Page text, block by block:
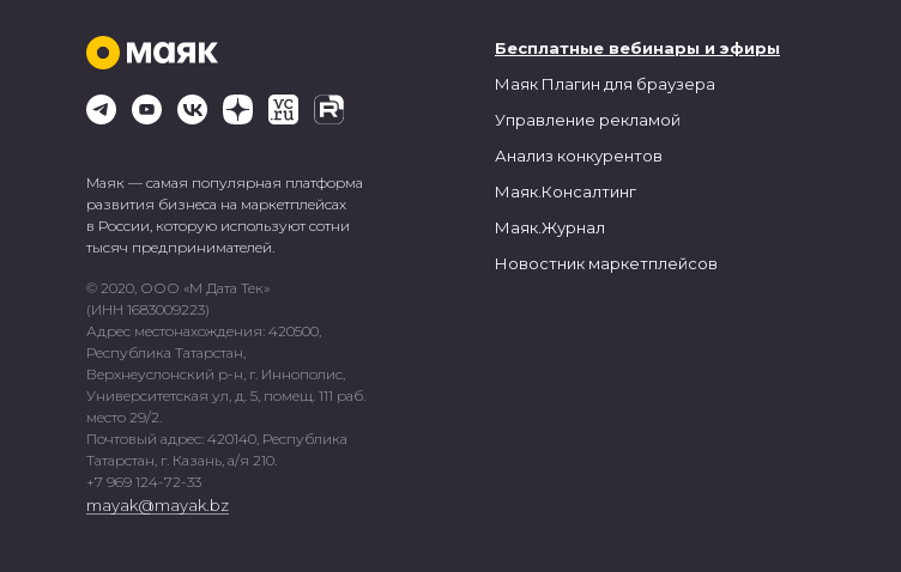
Маяк — самая популярная платформа
развития бизнеса на маркетплейсах
в России, которую используют сотни
тысяч предпринимателей.
© 2020, ООО «М Дата Тек»
(ИНН 1683009223)
Адрес местонахождения: 420500,
Республика Татарстан,
Верхнеуслонский р-н, г. Иннополис,
Университетская ул, д. 5, помещ. 111 раб.
место 29/2.
Почтовый адрес: 420140, Республика
Татарстан, г. Казань, а/я 210.
+7 969 124-72-33
mayak@mayak.bz
Бесплатные вебинары и эфиры
Маяк Плагин для браузера
Управление рекламой
Анализ конкурентов
Маяк.Консалтинг
Маяк.Журнал
Новостник маркетплейсов